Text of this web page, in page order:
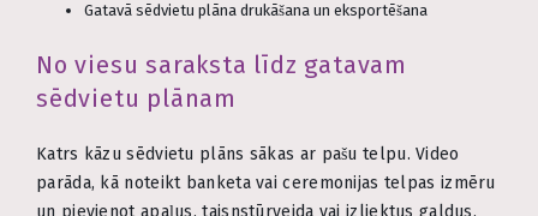
Gatavā sēdvietu plāna drukāšana un eksportēšana
No viesu saraksta līdz gatavam
sēdvietu plānam
Katrs kāzu sēdvietu plāns sākas ar pašu telpu. Video
parāda, kā noteikt banketa vai ceremonijas telpas izmēru